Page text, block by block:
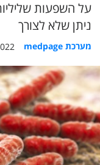
על השפעות
ניתן שלא לצורך
מערכת medpage